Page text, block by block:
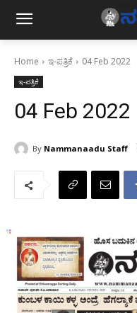
Home ಇ-ಪತ್ರಿಕೆ 04 Feb 2022
ಇ-ಪತ್ರಿಕೆ
04 Feb 2022
By Nammanaadu Staff